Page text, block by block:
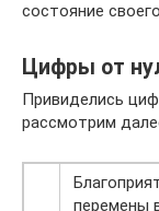
состояние
Цифры от
Привиделись
рассмотрим
перемены